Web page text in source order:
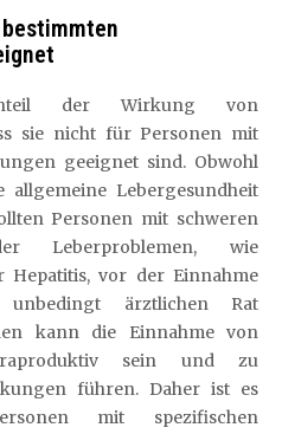
der Wirkung von
sie nicht für Personen mit
geeignet sind. Obwohl
Lebergesundheit
Personen mit schweren
Leberproblemen, wie
Hepatitis, vor der Einnahme
unbedingt ärztlichen Rat
kann die Einnahme von
sein und zu
führen. Daher ist es
mit spezifischen